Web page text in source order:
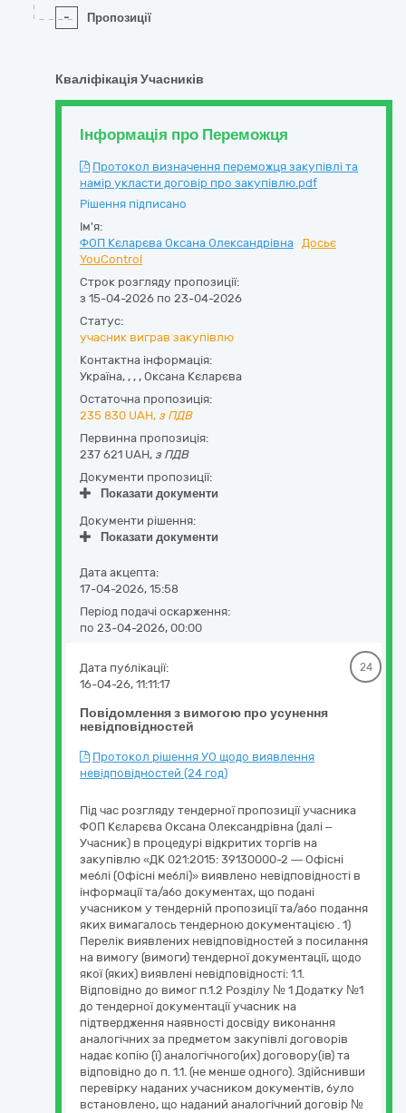
- Пропозиції
Кваліфікація Учасників
Інформація про Переможця
Протокол визначення переможця закупівлі та
намір укласти договір про закупівлю.pdf
Рішення підписано
Ім'я:
ФОП Кєларєва Оксана Олександрівна Досьє
YouControl
Строк розгляду пропозиції:
з 15-04-2026 по 23-04-2026
Статус:
учасник виграв закупівлю
Контактна інформація:
Україна, , , , Оксана Кєларєва
Остаточна пропозиція:
235 830 UAH, з ПДВ
Первинна пропозиція:
237 621 UAH, з ПДВ
Документи пропозиції:
Показати документи
Документи рішення:
Показати документи
Дата акцепта:
17-04-2026, 15:58
Період подачі оскарження:
по 23-04-2026, 00:00
Повідомлення з вимогою про усунення
невідповідностей
Дата публікації:
16-04-26, 11:11:17
24
Протокол рішення УО щодо виявлення
невідповідностей (24 год)
Під час розгляду тендерної пропозиції учасника
ФОП Кєларєва Оксана Олександрівна (далі –
Учасник) в процедурі відкритих торгів на
закупівлю «ДК 021:2015: 39130000-2 — Офісні
меблі (Офісні меблі)» виявлено невідповідності в
інформації та/або документах, що подані
учасником у тендерній пропозиції та/або подання
яких вимагалось тендерною документацією . 1)
Перелік виявлених невідповідностей з посилання
на вимогу (вимоги) тендерної документації, щодо
якої (яких) виявлені невідповідності: 1.1.
Відповідно до вимог п.1.2 Розділу № 1 Додатку №1
до тендерної документації учасник на
підтвердження наявності досвіду виконання
аналогічних за предметом закупівлі договорів
надає копію (ї) аналогічного(их) договору(ів) та
відповідно до п. 1.1. (не менше одного). Здійснивши
перевірку наданих учасником документів, було
встановлено, що наданий аналогічний договір №